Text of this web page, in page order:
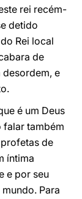
rei recém-
detido
Rei local
de
desordem, e
é um Deus
falar também
de
íntima
e por seu
Para